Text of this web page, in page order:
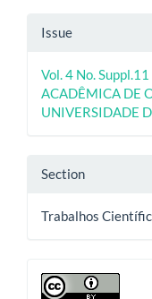
Issue
Vol. 4 No.
ACADÊMICA DE
UNIVERSIDADE
Section
Trabalhos